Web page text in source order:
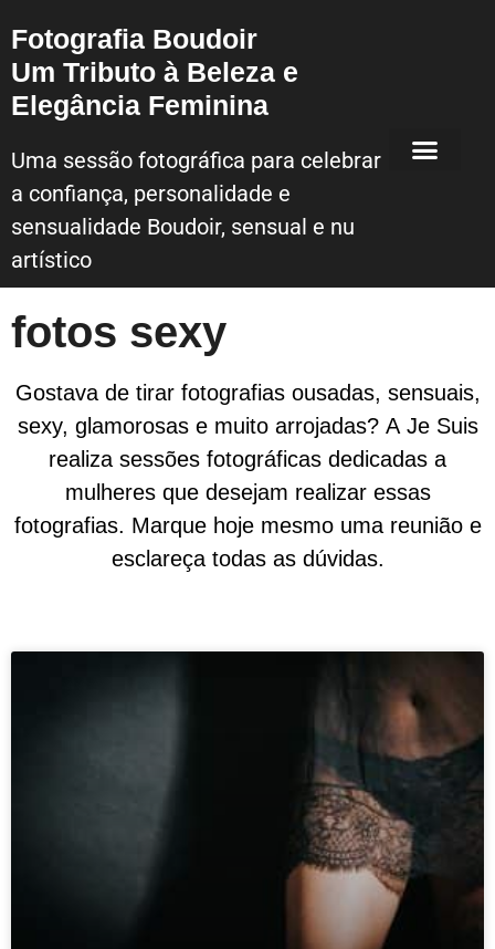
Fotografia Boudoir
Um Tributo à Beleza e
Elegância Feminina
Uma sessão fotográfica para celebrar
a confiança, personalidade e
sensualidade Boudoir, sensual e nu
artístico
fotos sexy
Gostava de tirar fotografias ousadas, sensuais,
sexy, glamorosas e muito arrojadas? A Je Suis
realiza sessões fotográficas dedicadas a
mulheres que desejam realizar essas
fotografias. Marque hoje mesmo uma reunião e
esclareça todas as dúvidas.